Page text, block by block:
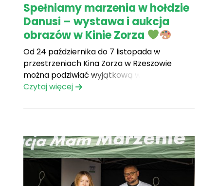
Spełniamy marzenia w hołdzie
Danusi – wystawa i aukcja
obrazów w Kinie Zorza
Od 24 października do 7 listopada w
przestrzeniach Kina Zorza w Rzeszowie
można podziwiać wyjątkową wystawę
obrazów Danuty Brzuzan – wolontariuszki
fundacji ciepło, energię i wrażliwość. Swoją[...]
Czytaj więcej